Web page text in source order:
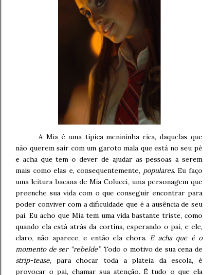
A Mia é uma típica menininha rica, daquelas que
não querem sair com um garoto mala que está no seu pé
e acha que tem o dever de ajudar as pessoas a serem
mais como elas e, consequentemente, populares. Eu faço
uma leitura bacana de Mia Colucci, uma personagem que
preenche sua vida com o que conseguir encontrar para
poder conviver com a dificuldade que é a ausência de seu
pai. Eu acho que Mia tem uma vida bastante triste, como
quando ela está atrás da cortina, esperando o pai, e ele,
claro, não aparece, e então ela chora. E acha que é o
momento de ser “rebelde”. Todo o motivo de sua cena de
strip-tease, para chocar toda a plateia da escola, é
provocar o pai, chamar sua atenção. É tudo o que ela